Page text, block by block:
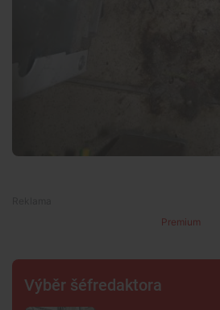
Premium
Výběr šéfredaktora